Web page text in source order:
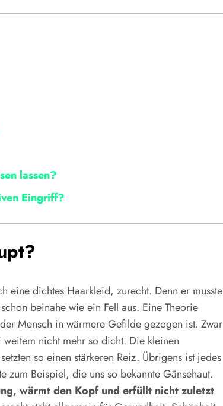
lassen?
Eingriff?
eine dichtes Haarkleid, zurecht. Denn er musste
beinahe wie ein Fell aus. Eine Theorie
Mensch in wärmere Gefilde gezogen ist. Zwar
nicht mehr so dicht. Die kleinen
so einen stärkeren Reiz. Übrigens ist jedes
zum Beispiel, die uns so bekannte Gänsehaut.
wärmt den Kopf und erfüllt nicht zuletzt